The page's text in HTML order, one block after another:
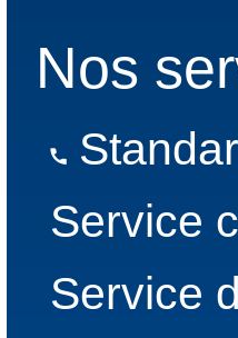
Nos
Service
Service